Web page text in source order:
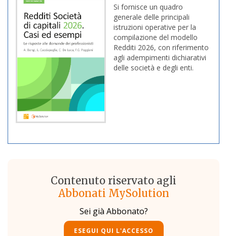
Si fornisce un quadro
generale delle principali
istruzioni operative per la
compilazione del modello
Redditi 2026, con riferimento
agli adempimenti dichiarativi
delle società e degli enti.
Contenuto riservato agli
Abbonati MySolution
Sei già Abbonato?
ESEGUI QUI L'ACCESSO